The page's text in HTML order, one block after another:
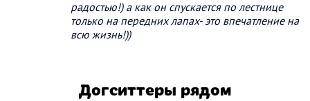
радостью!) а как он спускается по лестнице
только на передних лапах- это впечатление на
всю жизнь!))
Догситтеры рядом